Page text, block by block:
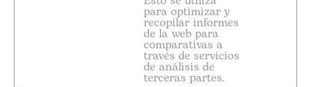
para optimizar y
recopilar informes
de la web para
comparativas a
través de servicios
de análisis de
terceras partes.